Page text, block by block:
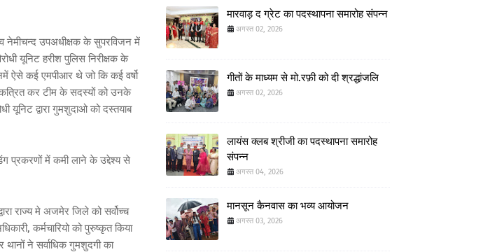
नेमीचन्द उपअधीक्षक के सुपरविजन में
यूनिट हरीश पुलिस निरीक्षक के
ऐसे कई एमपीआर थे जो कि कई वर्षो
कर टीम के सदस्यों को उनके
यूनिट द्वारा गुमशुदाओ को दस्तयाब
प्रकरणों में कमी लाने के उद्देश्य से
राज्य मे अजमेर जिले को सर्वोच्च
कर्मचारियो को पुरुष्कृत किया
ने सर्वाधिक गुमशुदगी का
मारवाड़ द ग्रेट का पदस्थापना समारोह संपन्न
अगस्त 02, 2026
गीतों के माध्यम से मो.रफ़ी को दी श्रद्धांजलि
अगस्त 02, 2026
लायंस क्लब श्रीजी का पदस्थापना समारोह
संपन्न
अगस्त 04, 2026
मानसून कैनवास का भव्य आयोजन
अगस्त 03, 2026